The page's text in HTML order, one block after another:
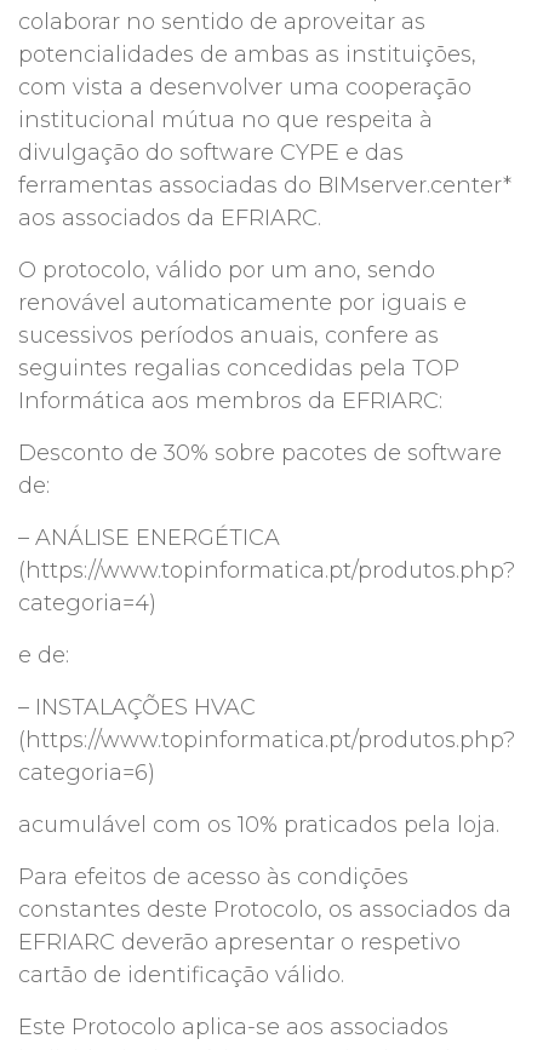
colaborar no sentido de aproveitar as
potencialidades de ambas as instituições,
com vista a desenvolver uma cooperação
institucional mútua no que respeita à
divulgação do software CYPE e das
ferramentas associadas do BIMserver.center*
aos associados da EFRIARC.
O protocolo, válido por um ano, sendo
renovável automaticamente por iguais e
sucessivos períodos anuais, confere as
seguintes regalias concedidas pela TOP
Informática aos membros da EFRIARC:
Desconto de 30% sobre pacotes de software
de:
– ANÁLISE ENERGÉTICA
(https://www.topinformatica.pt/produtos.php?
categoria=4)
e de:
– INSTALAÇÕES HVAC
(https://www.topinformatica.pt/produtos.php?
categoria=6)
acumulável com os 10% praticados pela loja.
Para efeitos de acesso às condições
constantes deste Protocolo, os associados da
EFRIARC deverão apresentar o respetivo
cartão de identificação válido.
Este Protocolo aplica-se aos associados